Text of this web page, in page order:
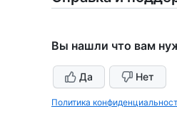
Вы нашли что вам
Да Нет
Политика